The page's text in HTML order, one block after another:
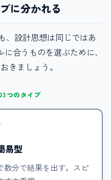
に分かれる
、設計思想は同じではあ
合うものを選ぶために、
きましょう。
3つのタイプ
易型
数分で結果を出す。スピ